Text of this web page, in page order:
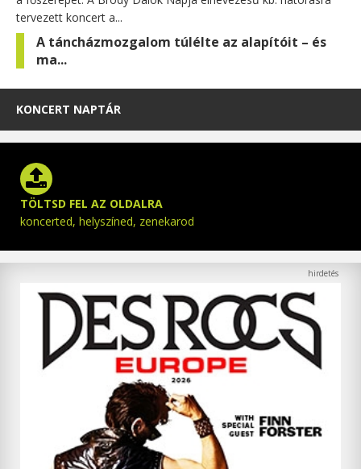
tervezett koncert a...
A táncházmozgalom túlélte az alapítóit – és
ma...
KONCERT NAPTÁR
TÖLTSD FEL AZ OLDALRA
koncerted, helyszíned, zenekarod